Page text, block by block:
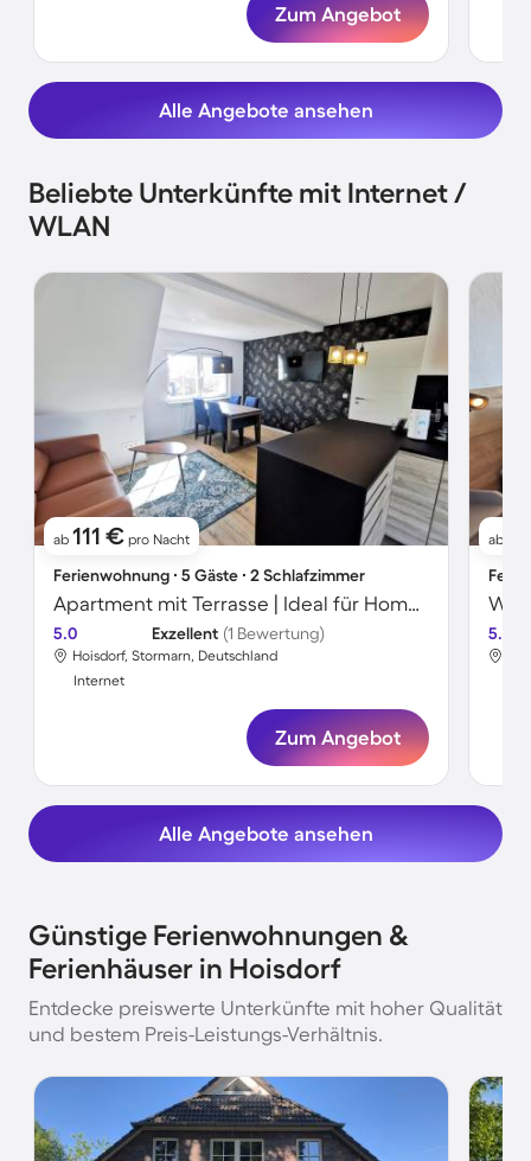
Zum Angebot
Alle Angebote ansehen
Beliebte Unterkünfte mit Internet /
WLAN
ab 111 € pro Nacht
Ferienwohnung ∙ 5 Gäste ∙ 2 Schlafzimmer
Apartment mit Terrasse | Ideal für Homeoffice
5.0 Exzellent (1 Bewertung)
Hoisdorf, Stormarn, Deutschland
Internet
Zum Angebot
ab
5.0
Alle Angebote ansehen
Günstige Ferienwohnungen &
Ferienhäuser in Hoisdorf
Entdecke preiswerte Unterkünfte mit hoher Qualität
und bestem Preis-Leistungs-Verhältnis.